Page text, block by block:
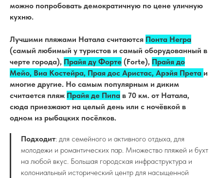
можно попробовать демократичную по цене уличную
кухню.
Лучшими пляжами Натала считаются Понта Негра
(самый любимый у туристов и самый оборудованный в
черте города), Прайя ду Форте (Forte), Прайя до
Мейо, Виа Костейра, Прая дос Аристас, Арэйя Прета и
многие другие. Но самым популярным и диким
считается пляж Прайя де Пипа в 70 км. от Натала,
сюда приезжают на целый день или с ночёвкой в
одном из рыбацких посёлков.
Подходит: для семейного и активного отдыха, для
молодежи и романтических пар. Множество пляжей и бухт
на любой вкус. Большая городская инфраструктура и
колониальный исторический центр для насыщенной